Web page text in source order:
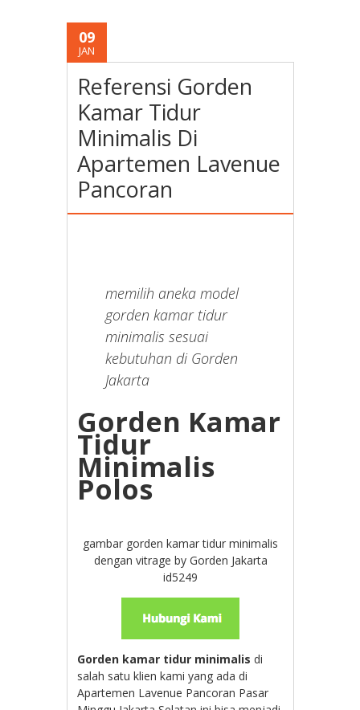
09
JAN
Referensi Gorden
Kamar Tidur
Minimalis Di
Apartemen Lavenue
Pancoran
memilih aneka model
gorden kamar tidur
minimalis sesuai
kebutuhan di Gorden
Jakarta
Gorden Kamar
Tidur
Minimalis
Polos
gambar gorden kamar tidur minimalis
dengan vitrage by Gorden Jakarta
id5249
Gorden kamar tidur minimalis di
salah satu klien kami yang ada di
Apartemen Lavenue Pancoran Pasar